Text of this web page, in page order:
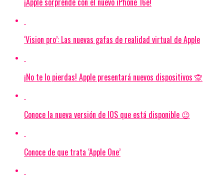
‘Vision pro’: Las nuevas gafas de realidad virtual de Apple
¡No te lo pierdas! Apple presentará nuevos dispositivos 🙊
Conoce la nueva versión de IOS que está disponible 😉
Conoce de que trata ‘Apple One’